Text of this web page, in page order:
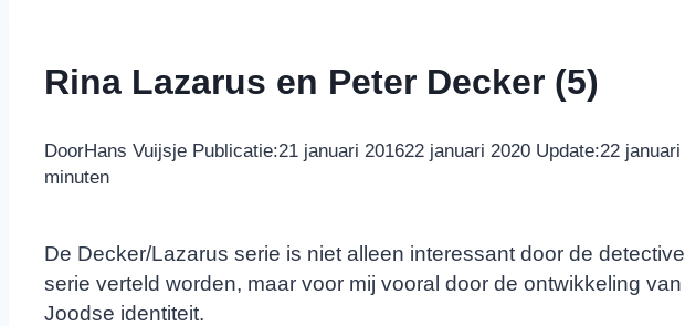
Rina Lazarus en Peter Decker (5)
DoorHans Vuijsje Publicatie:21 januari 201622 januari 2020 Update:22
minuten
De Decker/Lazarus serie is niet alleen interessant door de
serie verteld worden, maar voor mij vooral door de ontwikkeling
Joodse identiteit.